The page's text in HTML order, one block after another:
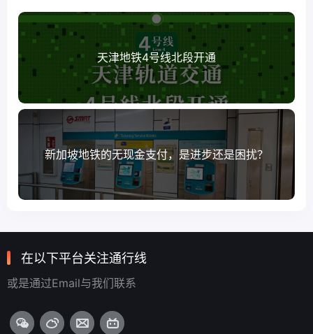
天津地铁4号线北段开通
新加坡地铁的无现金支付，是进步还是困扰？
在以下平台关注通行线
或是通过Email与我们联系